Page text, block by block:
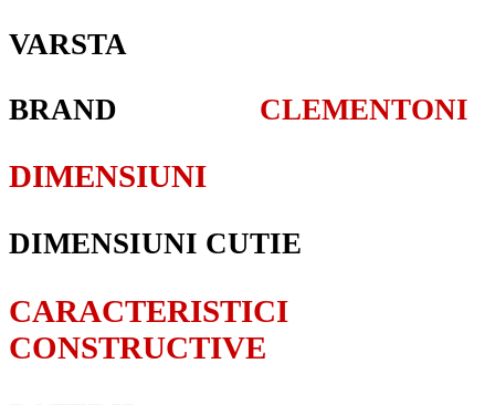
VARSTA
BRAND
CLEMENTONI
DIMENSIUNI
DIMENSIUNI CUTIE
CARACTERISTICI
CONSTRUCTIVE